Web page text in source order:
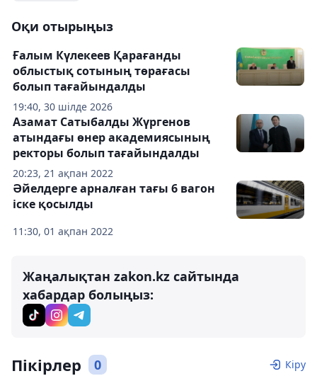
Оқи отырыңыз
19:40, 30 шілде 2026
Ғалым Күлекеев Қарағанды
облыстық сотының төрағасы
болып тағайындалды
20:23, 21 ақпан 2022
Азамат Сатыбалды Жүргенов
атындағы өнер академиясының
ректоры болып тағайындалды
11:30, 01 ақпан 2022
Әйелдерге арналған тағы 6 вагон
іске қосылды
Жаңалықтан zakon.kz сайтында
хабардар болыңыз:
Пікірлер 0 Кіру